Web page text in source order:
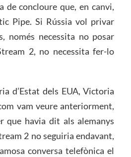
de concloure que, en canvi,
Pipe. Si Rússia vol privar
només necessita no posar
2, no necessita fer-lo
d’Estat dels EUA, Victoria
vam veure anteriorment,
que havia dit als alemanys
2 no seguiria endavant,
conversa telefònica el